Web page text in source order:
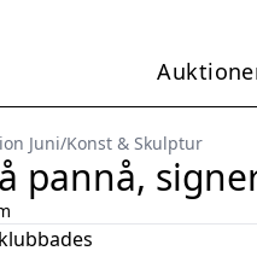
Juni/Konst & Skulptur
pannå,